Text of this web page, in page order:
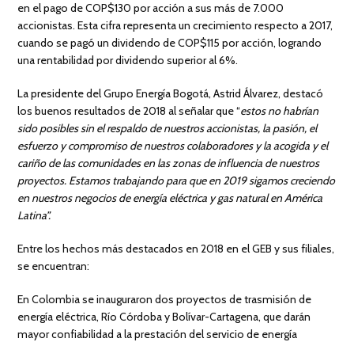
en el pago de COP$130 por acción a sus más de 7.000
accionistas. Esta cifra representa un crecimiento respecto a 2017,
cuando se pagó un dividendo de COP$115 por acción, logrando
una rentabilidad por dividendo superior al 6%.
La presidente del Grupo Energía Bogotá, Astrid Álvarez, destacó
los buenos resultados de 2018 al señalar que “estos no habrían
sido posibles sin el respaldo de nuestros accionistas, la pasión, el
esfuerzo y compromiso de nuestros colaboradores y la acogida y el
cariño de las comunidades en las zonas de influencia de nuestros
proyectos. Estamos trabajando para que en 2019 sigamos creciendo
en nuestros negocios de energía eléctrica y gas natural en América
Latina”.
Entre los hechos más destacados en 2018 en el GEB y sus filiales,
se encuentran:
En Colombia se inauguraron dos proyectos de trasmisión de
energía eléctrica, Río Córdoba y Bolívar-Cartagena, que darán
mayor confiabilidad a la prestación del servicio de energía